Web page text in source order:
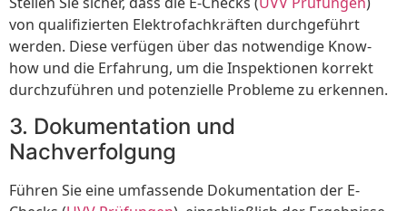
von qualifizierten Elektrofachkräften durchgeführt
werden. Diese verfügen über das notwendige Know-
how und die Erfahrung, um die Inspektionen korrekt
durchzuführen und potenzielle Probleme zu erkennen.
3. Dokumentation und
Nachverfolgung
Führen Sie eine umfassende Dokumentation der E-